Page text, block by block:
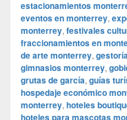
estacionamientos
eventos en monterrey,
monterrey, festivales
fraccionamientos en
de arte monterrey,
gimnasios monterrey,
grutas de garcía, guías
hospedaje económico
monterrey, hoteles
hoteles para mascotas